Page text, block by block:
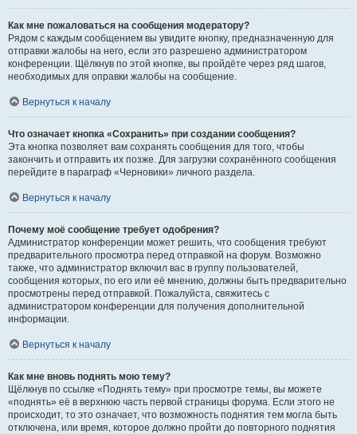
Как мне пожаловаться на сообщения модератору?
Рядом с каждым сообщением вы увидите кнопку, предназначенную для
отправки жалобы на него, если это разрешено администратором
конференции. Щёлкнув по этой кнопке, вы пройдёте через ряд шагов,
необходимых для оправки жалобы на сообщение.
Вернуться к началу
Что означает кнопка «Сохранить» при создании сообщения?
Эта кнопка позволяет вам сохранять сообщения для того, чтобы
закончить и отправить их позже. Для загрузки сохранённого сообщения
перейдите в параграф «Черновики» личного раздела.
Вернуться к началу
Почему моё сообщение требует одобрения?
Администратор конференции может решить, что сообщения требуют
предварительного просмотра перед отправкой на форум. Возможно
также, что администратор включил вас в группу пользователей,
сообщения которых, по его или её мнению, должны быть предварительно
просмотрены перед отправкой. Пожалуйста, свяжитесь с
администратором конференции для получения дополнительной
информации.
Вернуться к началу
Как мне вновь поднять мою тему?
Щёлкнув по ссылке «Поднять тему» при просмотре темы, вы можете
«поднять» её в верхнюю часть первой страницы форума. Если этого не
происходит, то это означает, что возможность поднятия тем могла быть
отключена, или время, которое должно пройти до повторного поднятия